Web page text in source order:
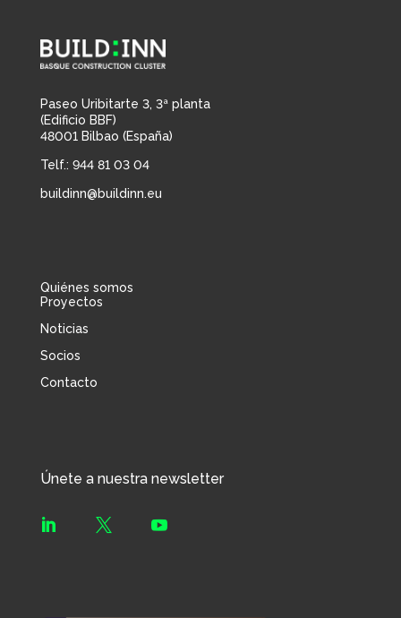
Paseo Uribitarte 3, 3ª planta
(Edificio BBF)
48001 Bilbao (España)
Telf.: 944 81 03 04
buildinn@buildinn.eu
Quiénes somos
Proyectos
Noticias
Socios
Contacto
Únete a nuestra newsletter
  